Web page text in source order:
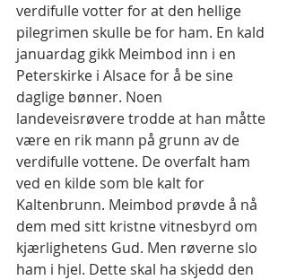
verdifulle votter for at den hellige
pilegrimen skulle be for ham. En kald
januardag gikk Meimbod inn i en
Peterskirke i Alsace for å be sine
daglige bønner. Noen
landeveisrøvere trodde at han måtte
være en rik mann på grunn av de
verdifulle vottene. De overfalt ham
ved en kilde som ble kalt for
Kaltenbrunn. Meimbod prøvde å nå
dem med sitt kristne vitnesbyrd om
kjærlighetens Gud. Men røverne slo
ham i hjel. Dette skal ha skjedd den